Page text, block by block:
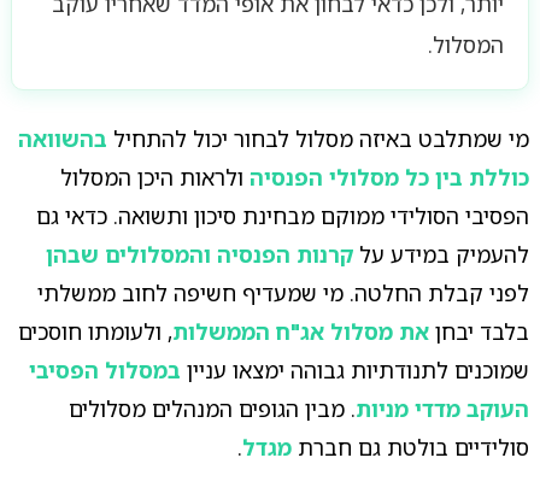
המסלול.
מי שמתלבט באיזה מסלול לבחור יכול להתחיל בהשוואה
כוללת בין כל מסלולי הפנסיהולראות היכן המסלול
הפסיבי הסולידי ממוקם מבחינת סיכון ותשואה. כדאי גם
להעמיק במידע על קרנות הפנסיה והמסלולים שבהן
לפני קבלת החלטה. מי שמעדיף חשיפה לחוב ממשלתי
בלבד יבחן את מסלול אג"ח הממשלות, ולעומתו חוסכים
שמוכנים לתנודתיות גבוהה ימצאו עניין במסלול הפסיבי
העוקב מדדי מניות. מבין הגופים המנהלים מסלולים
סולידיים בולטת גם חברת מגדל.